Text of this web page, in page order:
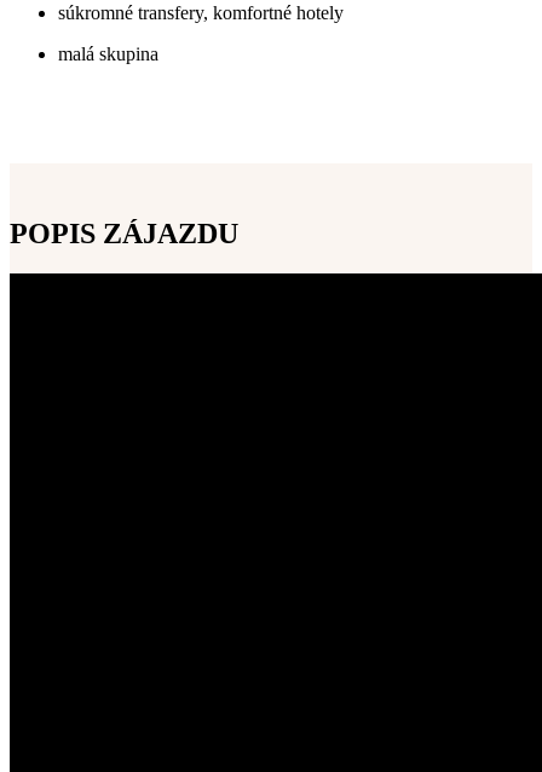
súkromné transfery, komfortné hotely
malá skupina
POPIS ZÁJAZDU